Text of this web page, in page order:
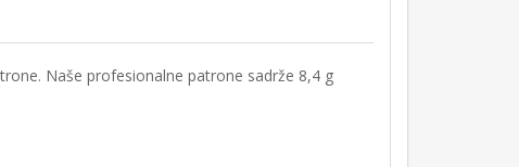
Naše profesionalne patrone sadrže 8,4 g